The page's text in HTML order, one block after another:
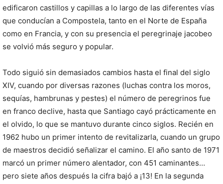
edificaron castillos y capillas a lo largo de las diferentes vías
que conducían a Compostela, tanto en el Norte de España
como en Francia, y con su presencia el peregrinaje jacobeo
se volvió más seguro y popular.
Todo siguió sin demasiados cambios hasta el final del siglo
XIV, cuando por diversas razones (luchas contra los moros,
sequías, hambrunas y pestes) el número de peregrinos fue
en franco declive, hasta que Santiago cayó prácticamente en
el olvido, lo que se mantuvo durante cinco siglos. Recién en
1962 hubo un primer intento de revitalizarla, cuando un grupo
de maestros decidió señalizar el camino. El año santo de 1971
marcó un primer número alentador, con 451 caminantes…
pero siete años después la cifra bajó a ¡13! En la segunda